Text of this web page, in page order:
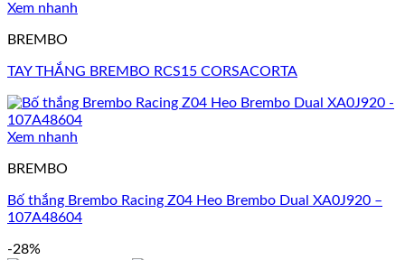
Xem nhanh
BREMBO
TAY THẮNG BREMBO RCS15 CORSACORTA
Xem nhanh
BREMBO
Bố thắng Brembo Racing Z04 Heo Brembo Dual XA0J920 –
107A48604
-28%